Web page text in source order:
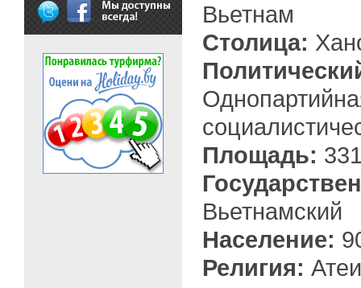
Вьетнам
Столица:
Площадь:
Вьетнамский
Население:
Религия: